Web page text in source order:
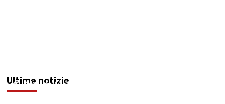
Ultime notizie
Redazione 08/08/2026